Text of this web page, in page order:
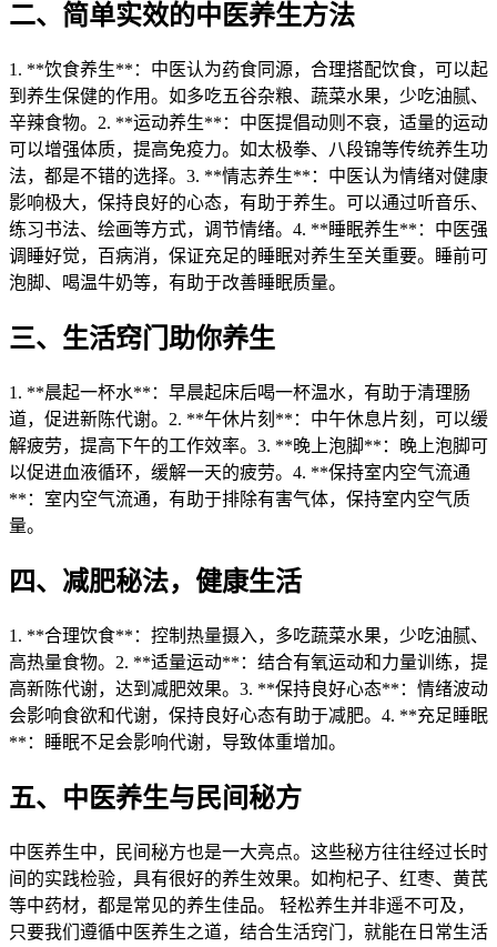
二、简单实效的中医养生方法
1. **饮食养生**：中医认为药食同源，合理搭配饮食，可以起
到养生保健的作用。如多吃五谷杂粮、蔬菜水果，少吃油腻、
辛辣食物。2. **运动养生**：中医提倡动则不衰，适量的运动
可以增强体质，提高免疫力。如太极拳、八段锦等传统养生功
法，都是不错的选择。3. **情志养生**：中医认为情绪对健康
影响极大，保持良好的心态，有助于养生。可以通过听音乐、
练习书法、绘画等方式，调节情绪。4. **睡眠养生**：中医强
调睡好觉，百病消，保证充足的睡眠对养生至关重要。睡前可
泡脚、喝温牛奶等，有助于改善睡眠质量。
三、生活窍门助你养生
1. **晨起一杯水**：早晨起床后喝一杯温水，有助于清理肠
道，促进新陈代谢。2. **午休片刻**：中午休息片刻，可以缓
解疲劳，提高下午的工作效率。3. **晚上泡脚**：晚上泡脚可
以促进血液循环，缓解一天的疲劳。4. **保持室内空气流通
**：室内空气流通，有助于排除有害气体，保持室内空气质
量。
四、减肥秘法，健康生活
1. **合理饮食**：控制热量摄入，多吃蔬菜水果，少吃油腻、
高热量食物。2. **适量运动**：结合有氧运动和力量训练，提
高新陈代谢，达到减肥效果。3. **保持良好心态**：情绪波动
会影响食欲和代谢，保持良好心态有助于减肥。4. **充足睡眠
**：睡眠不足会影响代谢，导致体重增加。
五、中医养生与民间秘方
中医养生中，民间秘方也是一大亮点。这些秘方往往经过长时
间的实践检验，具有很好的养生效果。如枸杞子、红枣、黄芪
等中药材，都是常见的养生佳品。 轻松养生并非遥不可及，
只要我们遵循中医养生之道，结合生活窍门，就能在日常生活